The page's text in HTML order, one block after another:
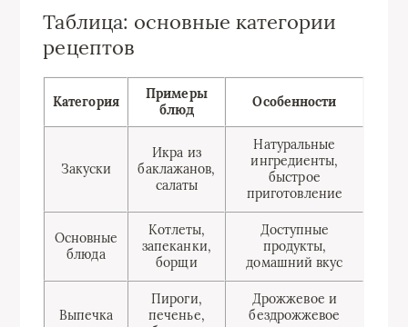
Таблица: основные категории
рецептов
Категория
Примеры
блюд
Особенности
Закуски
Икра из
баклажанов,
салаты
Натуральные
ингредиенты,
быстрое
приготовление
Основные
блюда
Котлеты,
запеканки,
борщи
Доступные
продукты,
домашний вкус
Выпечка
Пироги,
печенье,
Дрожжевое и
бездрожжевое